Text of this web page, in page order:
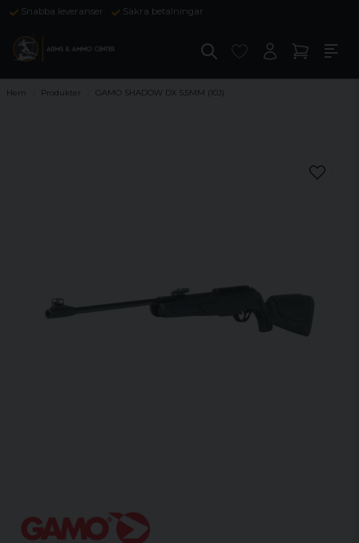
Snabba leveranser Säkra betalningar
Hem Produkter GAMO SHADOW DX 5,5MM (10J)